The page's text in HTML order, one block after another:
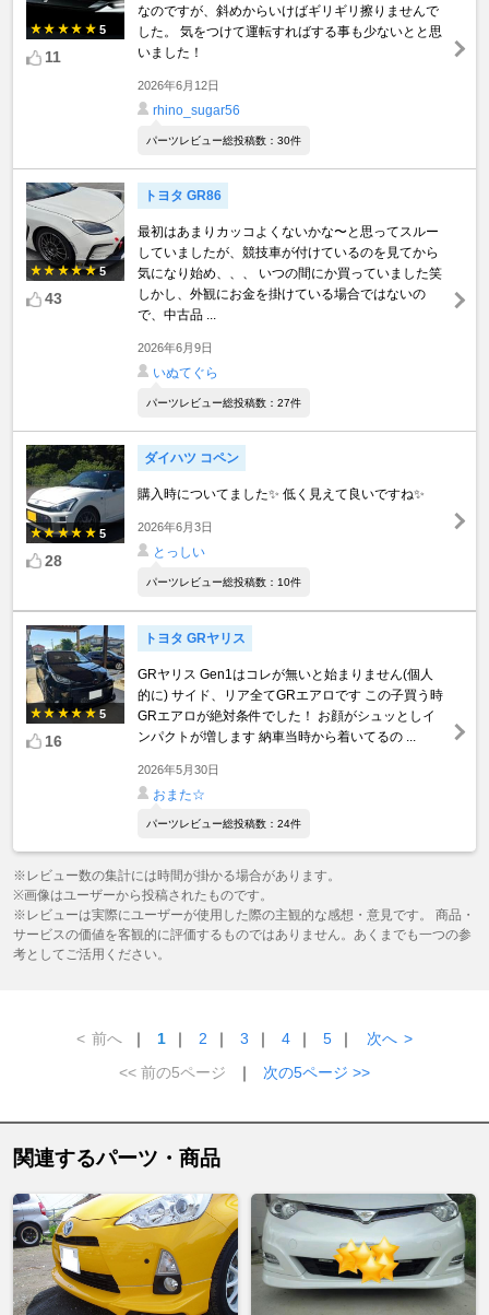
5
11
なのですが、斜めからいけばギリギリ擦りませんで
した。 気をつけて運転すればする事も少ないとと思
いました！
2026年6月12日
rhino_sugar56
パーツレビュー総投稿数：30件
5
43
トヨタ GR86
最初はあまりカッコよくないかな〜と思ってスルー
していましたが、競技車が付けているのを見てから
気になり始め、、、 いつの間にか買っていました笑
しかし、外観にお金を掛けている場合ではないの
で、中古品 ...
2026年6月9日
いぬてぐら
パーツレビュー総投稿数：27件
5
28
ダイハツ コペン
購入時についてました✨ 低く見えて良いですね✨
2026年6月3日
とっしい
パーツレビュー総投稿数：10件
5
16
トヨタ GRヤリス
GRヤリス Gen1はコレが無いと始まりません(個人
的に) サイド、リア全てGRエアロです この子買う時
GRエアロが絶対条件でした！ お顔がシュッとしイ
ンパクトが増します 納車当時から着いてるの ...
2026年5月30日
おまた☆
パーツレビュー総投稿数：24件
※レビュー数の集計には時間が掛かる場合があります。
※画像はユーザーから投稿されたものです。
※レビューは実際にユーザーが使用した際の主観的な感想・意見です。 商品・
サービスの価値を客観的に評価するものではありません。あくまでも一つの参
考としてご活用ください。
< 前へ ｜ 1 ｜ 2 ｜ 3 ｜ 4 ｜ 5 ｜ 次へ >
<< 前の5ページ
｜ 次の5ページ >>
関連するパーツ・商品